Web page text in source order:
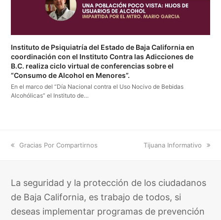
Instituto de Psiquiatría del Estado de Baja California en
coordinación con el Instituto Contra las Adicciones de
B.C. realiza ciclo virtual de conferencias sobre el
“Consumo de Alcohol en Menores”.
En el marco del “Día Nacional contra el Uso Nocivo de Bebidas
Alcohólicas” el Instituto de…
previous
Gracias Por Compartirnos
next
Tijuana Informativo
La seguridad y la protección de los ciudadanos
de Baja California, es trabajo de todos, si
deseas implementar programas de prevención